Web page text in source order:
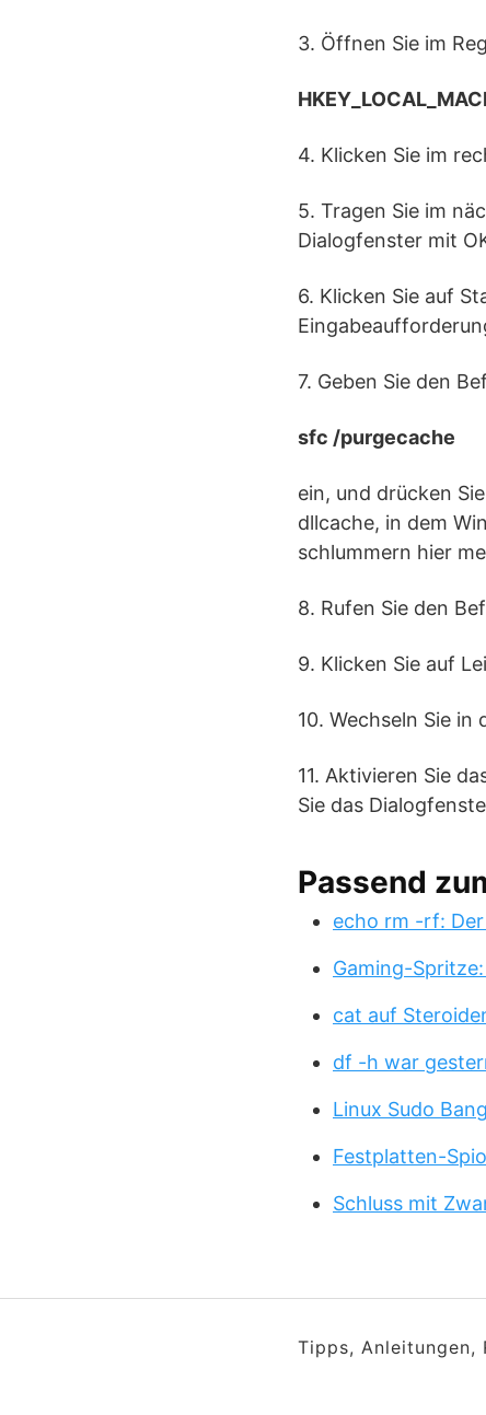
3. Öffnen Sie im
4. Klicken Sie im
5. Tragen Sie im
Dialogfenster mit
6. Klicken Sie auf
7. Geben Sie den
sfc /purgecache
ein, und drücken
dllcache, in dem
schlummern hier
8. Rufen Sie den
9. Klicken Sie auf
10. Wechseln Sie
11. Aktivieren Sie
Sie das
Passend
echo rm -rf:
Gaming-
cat auf
df -h war
Linux Sudo
Festplatten-
Schluss mit
Tipps, Anleitungen,